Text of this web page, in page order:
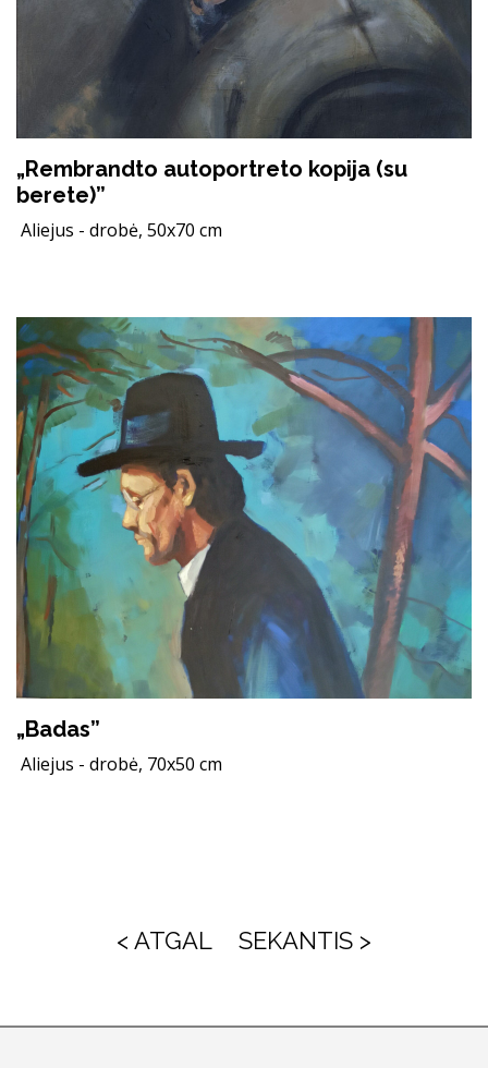
„Rembrandto autoportreto kopija (su
berete)”
Aliejus - drobė, 50x70 cm
„Badas”
Aliejus - drobė, 70x50 cm
< ATGAL SEKANTIS >